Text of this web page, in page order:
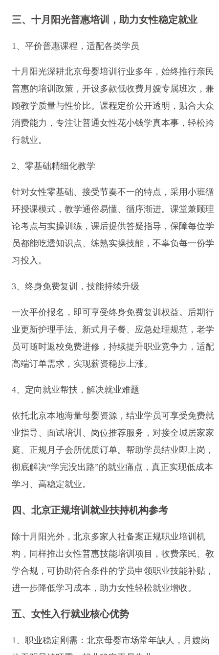
三、十月阳光普惠培训，助力女性稳定就业
1、平价普惠课程，适配各类学员
十月阳光深耕北京母婴培训行业多年，始终推行亲民
普惠的培训政策，开设多款低收费月嫂专属班次，兼
顾教学质量与性价比。课程定价公开透明，贴合大众
消费能力，专注让普通女性花小钱学真本事，轻松跨
行就业。
2、零基础精细化教学
针对女性零基础、接受节奏不一的特点，采用小班循
环授课模式，教学通俗易懂、循序渐进。课堂兼顾理
论考点与实操训练，课后提供答疑指导，保障每位学
员都能吃透知识点、练熟实操技能，不辜负每一份学
习投入。
3、终身免费复训，技能持续升级
一次平价报名，即可享受终身免费复训权益。后期行
业更新护理手法、新式月子餐、应急处理规范，老学
员可随时返校免费进修，持续提升职业竞争力，适配
高端订单需求，实现薪资稳步上涨。
4、定向就业帮扶，解决就业难题
依托北京本地海量母婴资源，结业学员可享受免费就
业指导、面试培训、岗位推荐服务，对接全城居家家
庭、正规月子会所优质订单。帮助学员结业即上岗，
彻底解决“学完没出路”的就业痛点，真正实现低成本
学习、高稳定就业。
四、北京正规培训就业扶持机构参考
除十月阳光外，北京多家人社备案正规职业培训机
构，同样推出女性普惠技能培训项目，收费亲民、教
学合规，可协助符合条件的学员申领职业技能补贴，
进一步降低学习成本，助力女性轻松就业增收。
五、女性入行就业核心优势
1、职业稳定刚需：北京母婴市场常年缺人，月嫂岗